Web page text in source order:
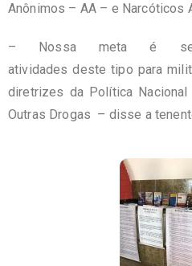
Anônimos – AA – e Narcóticos
– Nossa meta é
atividades deste tipo para
diretrizes da Política
Outras Drogas – disse a